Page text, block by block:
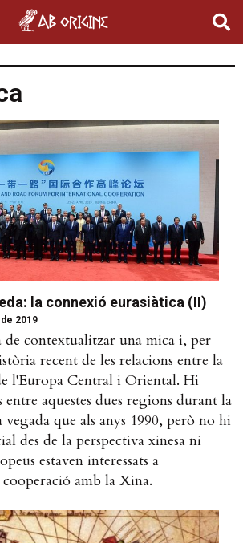
la connexió eurasiàtica (II)
2019
de contextualitzar una mica i, per
recent de les relacions entre la
l'Europa Central i Oriental. Hi
aquestes dues regions durant la
que als anys 1990, però no hi
des de la perspectiva xinesa ni
estaven interessats a
amb la Xina.